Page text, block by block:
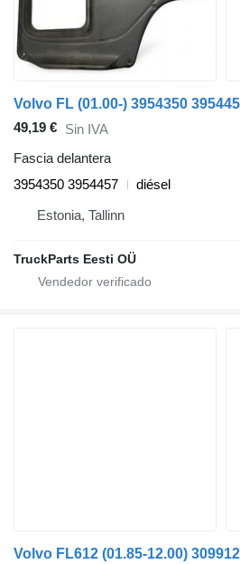
49,19 € Sin IVA
Fascia delantera
3954350 3954457
diésel
Estonia, Tallinn
TruckParts Eesti OÜ